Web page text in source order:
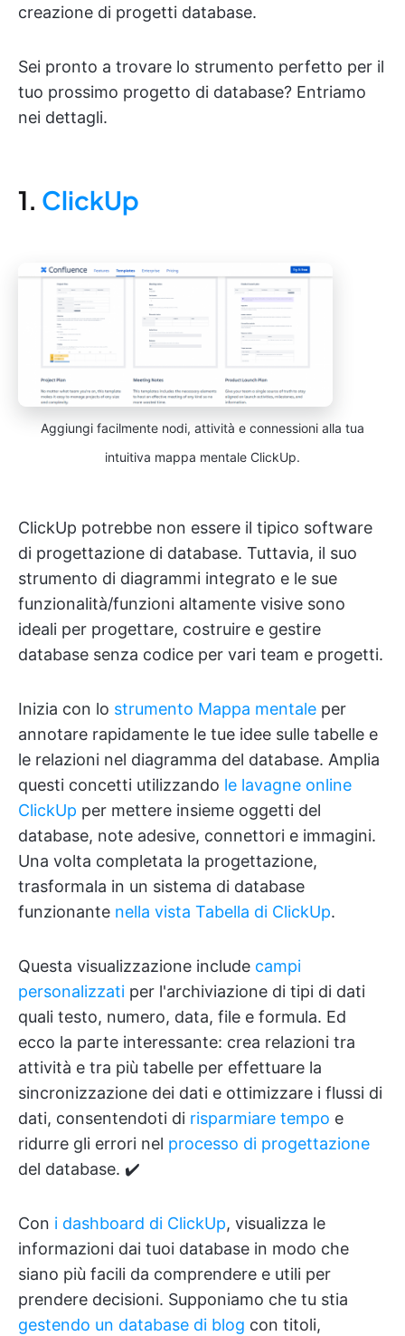
creazione di progetti database.
Sei pronto a trovare lo strumento perfetto per il
tuo prossimo progetto di database? Entriamo
nei dettagli.
1. ClickUp
Aggiungi facilmente nodi, attività e connessioni alla tua
intuitiva mappa mentale ClickUp.
ClickUp potrebbe non essere il tipico software
di progettazione di database. Tuttavia, il suo
strumento di diagrammi integrato e le sue
funzionalità/funzioni altamente visive sono
ideali per progettare, costruire e gestire
database senza codice per vari team e progetti.
Inizia con lo strumento Mappa mentale per
annotare rapidamente le tue idee sulle tabelle e
le relazioni nel diagramma del database. Amplia
questi concetti utilizzando le lavagne online
ClickUp per mettere insieme oggetti del
database, note adesive, connettori e immagini.
Una volta completata la progettazione,
trasformala in un sistema di database
funzionante nella vista Tabella di ClickUp.
Questa visualizzazione include campi
personalizzati per l'archiviazione di tipi di dati
quali testo, numero, data, file e formula. Ed
ecco la parte interessante: crea relazioni tra
attività e tra più tabelle per effettuare la
sincronizzazione dei dati e ottimizzare i flussi di
dati, consentendoti di risparmiare tempo e
ridurre gli errori nel processo di progettazione
del database. ✔️
Con i dashboard di ClickUp, visualizza le
informazioni dai tuoi database in modo che
siano più facili da comprendere e utili per
prendere decisioni. Supponiamo che tu stia
gestendo un database di blog con titoli,